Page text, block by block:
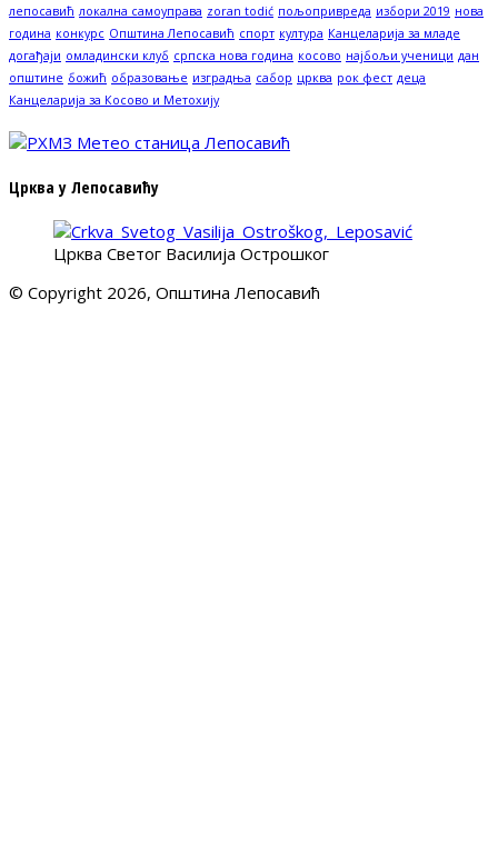
лепосавић локална самоуправа zoran todić пољопривреда избори 2019 нова
година конкурс Општина Лепосавић спорт култура Канцеларија за младе
догађаји омладински клуб српска нова година косово најбољи ученици дан
општине божић образовање изградња сабор црква рок фест деца
Канцеларија за Косово и Метохију
Црква у Лепосавићу
Црква Светог Василија Острошког
© Copyright 2026, Општина Лепосавић